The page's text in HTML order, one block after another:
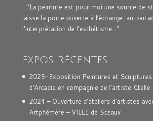
"La peinture est pour moi une source de
laisse la porte ouverte à l’échange, au
l’interprétation de l’esthétisme..."
EXPOS RÉCENTES
2025-Exposition Peintures et Sculptures
d’Arcadie en compagnie de l’artiste Ctelle
2024 – Ouverture d’ateliers d’artistes
Artphémère – VILLE de Sceaux